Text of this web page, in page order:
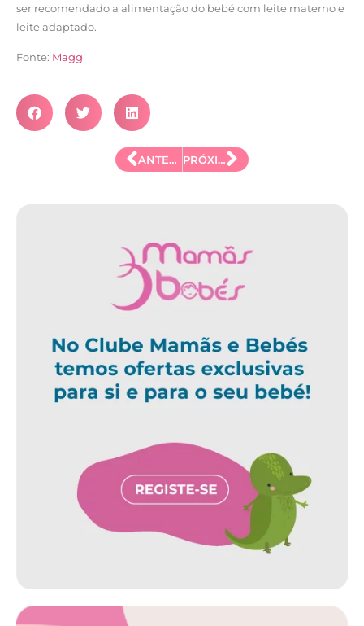
ser recomendado a alimentação do bebé com leite materno e
leite adaptado.
Fonte: Magg
ANTERIOR PRÓXIMO